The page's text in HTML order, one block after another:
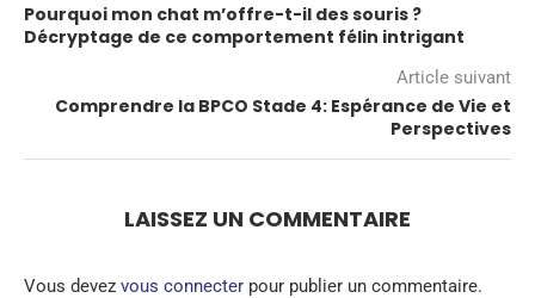
Pourquoi mon chat m’offre-t-il des souris ?
Décryptage de ce comportement félin intrigant
Article suivant
Comprendre la BPCO Stade 4: Espérance de Vie et
Perspectives
LAISSEZ UN COMMENTAIRE
Vous devez vous connecter pour publier un commentaire.